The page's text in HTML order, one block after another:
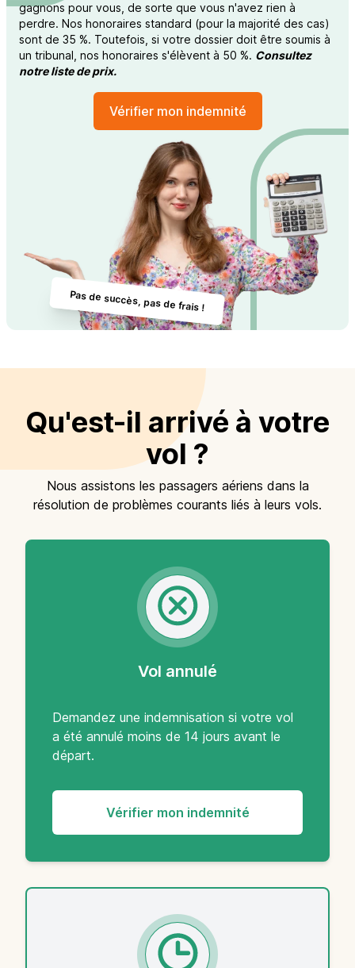
gagnons pour vous, de sorte que vous n'avez rien à
perdre. Nos honoraires standard (pour la majorité des cas)
sont de 35 %. Toutefois, si votre dossier doit être soumis à
un tribunal, nos honoraires s'élèvent à 50 %. Consultez
notre liste de prix.
Vérifier mon indemnité
Pas de succès, pas de frais !
Qu'est-il arrivé à votre
vol ?
Nous assistons les passagers aériens dans la
résolution de problèmes courants liés à leurs vols.
Vol annulé
Demandez une indemnisation si votre vol
a été annulé moins de 14 jours avant le
départ.
Vérifier mon indemnité